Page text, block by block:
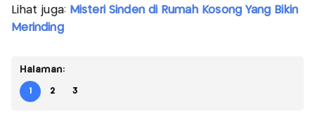
Lihat juga: Misteri Sinden di Rumah Kosong Yang Bikin
Merinding
Halaman:
1 2 3